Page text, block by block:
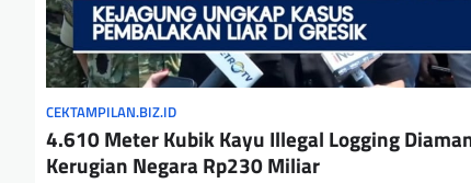
CEKTAMPILAN.BIZ.ID
4.610 Meter Kubik Kayu Illegal Logging
Kerugian Negara Rp230 Miliar